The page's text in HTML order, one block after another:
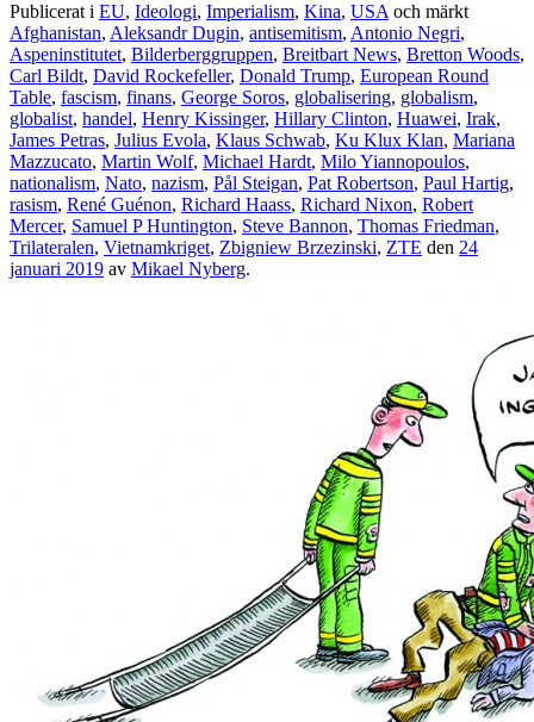
Publicerat i EU, Ideologi, Imperialism, Kina, USAoch märkt
Afghanistan, Aleksandr Dugin, antisemitism, Antonio Negri,
Aspeninstitutet, Bilderberggruppen, Breitbart News, Bretton Woods,
Carl Bildt, David Rockefeller, Donald Trump, European Round
Table, fascism, finans, George Soros, globalisering, globalism,
globalist, handel, Henry Kissinger, Hillary Clinton, Huawei, Irak,
James Petras, Julius Evola, Klaus Schwab, Ku Klux Klan, Mariana
Mazzucato, Martin Wolf, Michael Hardt, Milo Yiannopoulos,
nationalism, Nato, nazism, Pål Steigan, Pat Robertson, Paul Hartig,
rasism, René Guénon, Richard Haass, Richard Nixon, Robert
Mercer, Samuel P Huntington, Steve Bannon, Thomas Friedman,
Trilateralen, Vietnamkriget, Zbigniew Brzezinski, ZTE den 24
januari 2019 av Mikael Nyberg.